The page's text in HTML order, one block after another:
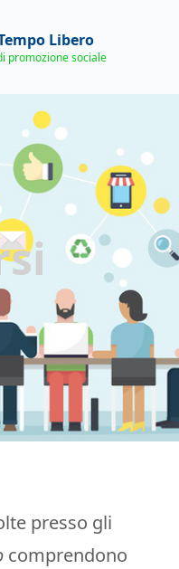
Libero
promozione sociale
presso gli
comprendono